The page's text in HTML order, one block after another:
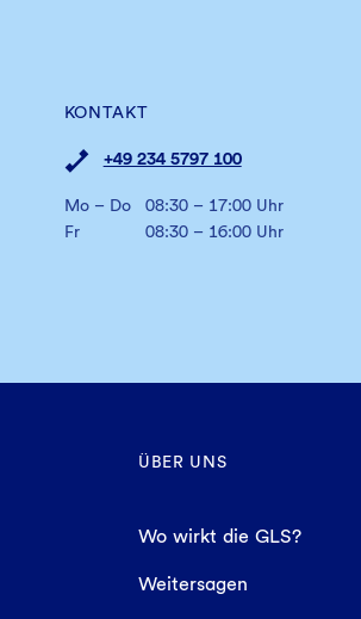
KONTAKT
+49 234 5797 100
Mo – Do
08:30 – 17:00 Uhr
Fr
08:30 – 16:00 Uhr
ÜBER UNS
Wo wirkt die GLS?
Weitersagen